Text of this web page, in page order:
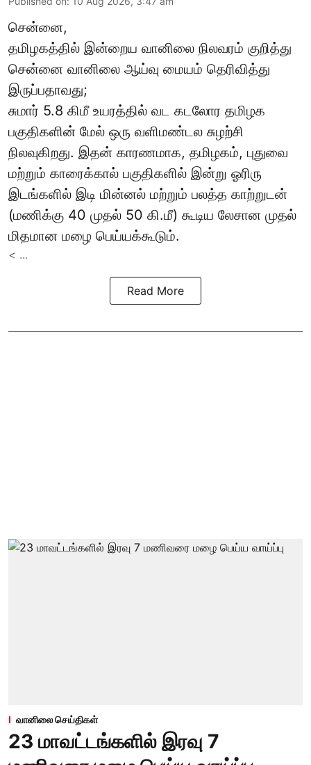
சென்னை,
தமிழகத்தில் இன்றைய வானிலை நிலவரம் குறித்து
சென்னை வானிலை ஆய்வு மையம் தெரிவித்து
இருப்பதாவது;
சுமார் 5.8 கிமீ உயரத்தில் வட கடலோர தமிழக
பகுதிகளின் மேல் ஒரு வளிமண்டல சுழற்சி
நிலவுகிறது. இதன் காரணமாக, தமிழகம், புதுவை
மற்றும் காரைக்கால் பகுதிகளில் இன்று ஓரிரு
இடங்களில் இடி மின்னல் மற்றும் பலத்த காற்றுடன்
(மணிக்கு 40 முதல் 50 கி.மீ) கூடிய லேசான முதல்
மிதமான மழை பெய்யக்கூடும்.
< ...
Read More
வானிலை செய்திகள்
23 மாவட்டங்களில் இரவு 7